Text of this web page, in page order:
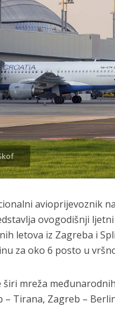
avioprijevoznik
ovogodišnji
letova iz Zagreba i
za oko 6 posto u
širi mreža
– Tirana, Zagreb –